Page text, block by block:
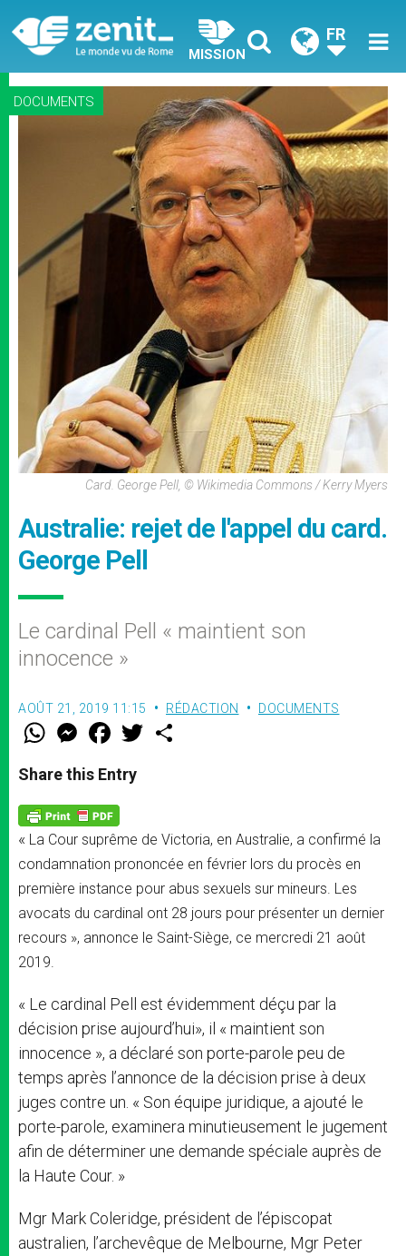
MISSION
FR
DOCUMENTS
Card. George Pell, © Wikimedia Commons / Kerry Myers
Australie: rejet de l'appel du card.
George Pell
Le cardinal Pell « maintient son
innocence »
AOÛT 21, 2019 11:15 RÉDACTION DOCUMENTS
W
t
s
p
p
M
e
s
e
g
e
r
F
a
e
b
o
k
w
Share this Entry
« La Cour suprême de Victoria, en Australie, a confirmé la
condamnation prononcée en février lors du procès en
première instance pour abus sexuels sur mineurs. Les
avocats du cardinal ont 28 jours pour présenter un dernier
recours », annonce le Saint-Siège, ce mercredi 21 août
2019.
« Le cardinal Pell est évidemment déçu par la
décision prise aujourd’hui», il « maintient son
innocence », a déclaré son porte-parole peu de
temps après l’annonce de la décision prise à deux
juges contre un. « Son équipe juridique, a ajouté le
porte-parole, examinera minutieusement le jugement
afin de déterminer une demande spéciale auprès de
la Haute Cour. »
Mgr Mark Coleridge, président de l’épiscopat
australien, l’archevêque de Melbourne, Mgr Peter